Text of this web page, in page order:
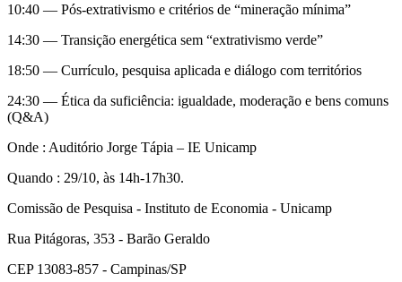
10:40 — Pós-extrativismo e critérios de “mineração mínima”
14:30 — Transição energética sem “extrativismo verde”
18:50 — Currículo, pesquisa aplicada e diálogo com territórios
24:30 — Ética da suficiência: igualdade, moderação e bens comuns
(Q&A)
Onde : Auditório Jorge Tápia – IE Unicamp
Quando : 29/10, às 14h-17h30.
Comissão de Pesquisa - Instituto de Economia - Unicamp
Rua Pitágoras, 353 - Barão Geraldo
CEP 13083-857 - Campinas/SP